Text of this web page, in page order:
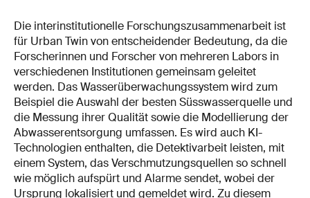
Die interinstitutionelle Forschungszusammenarbeit ist
für Urban Twin von entscheidender Bedeutung, da die
Forscherinnen und Forscher von mehreren Labors in
verschiedenen Institutionen gemeinsam geleitet
werden. Das Wasserüberwachungssystem wird zum
Beispiel die Auswahl der besten Süsswasserquelle und
die Messung ihrer Qualität sowie die Modellierung der
Abwasserentsorgung umfassen. Es wird auch KI-
Technologien enthalten, die Detektivarbeit leisten, mit
einem System, das Verschmutzungsquellen so schnell
wie möglich aufspürt und Alarme sendet, wobei der
Ursprung lokalisiert und gemeldet wird. Zu diesem